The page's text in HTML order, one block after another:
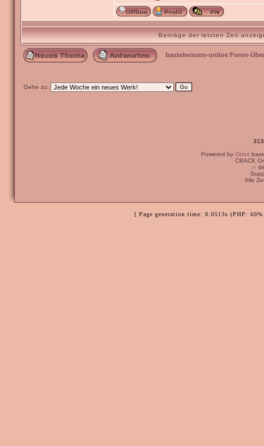
Beiträge der letzten Zeit
bastelwissen-online Foren-
Gehe zu:
Powered by Orion
CBACK
:-:
Alle
[ Page generation time: 0.0513s (PHP: